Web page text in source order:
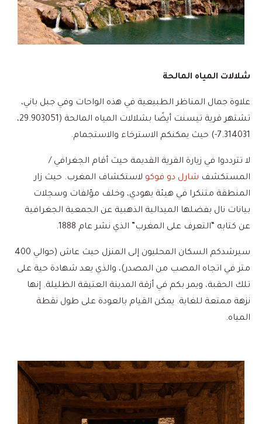
شلالات المياه المالحة
علاوة جمال المناظر الطبيعية في هذه الواحات وفي جبل باني،
تشتهر قرية تيسنت أيضًا بشلالات المياه المالحة (29.903051،
7.314031-) حيث يمكنكم الاسترخاء والاستجمام.
لا تترددوا في زيارة القرية القديمة حيث أقام الجغرافي /
المستكشف شارل دو فوكو لاستكشاف المغرب. حيث زار
المنطقة متنكرا في هيئة يهودي، وخلف مؤلفات وسجلات
بيانات نال بفضلها الميدالية الذهبية عن الجمعية الجغرافية
عن كتابه “التعرف على المغرب” الذي نشر عام 1888.
سيرشدكم السكان المحليون إلى المنزل حيث عاش (حوالي 400
متر في اتجاه المصب من المصدر)، والذي يعد شهادة حية على
تلك الحقبة، ويمر بكم في أزقة المدينة العتيقة الظليلة. إنها
نزهة ممتعة للغاية. يمكن القيام بالعودة على طول نقطة
المياه.